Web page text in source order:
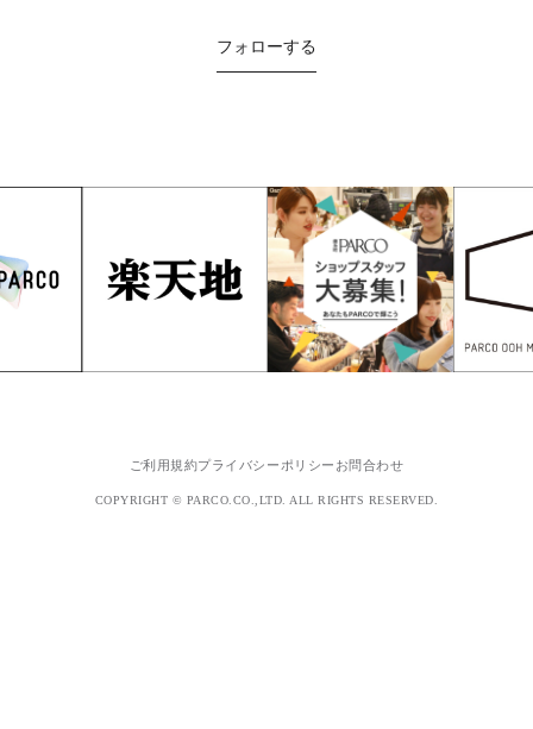
フォローする
ご利用規約プライバシーポリシー お問合わせ
COPYRIGHT © PARCO.CO.,LTD. ALL RIGHTS RESERVED.